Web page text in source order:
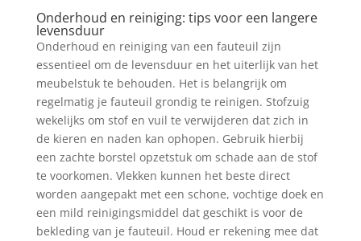
Onderhoud en reiniging: tips voor een langere
levensduur
Onderhoud en reiniging van een fauteuil zijn
essentieel om de levensduur en het uiterlijk van het
meubelstuk te behouden. Het is belangrijk om
regelmatig je fauteuil grondig te reinigen. Stofzuig
wekelijks om stof en vuil te verwijderen dat zich in
de kieren en naden kan ophopen. Gebruik hierbij
een zachte borstel opzetstuk om schade aan de stof
te voorkomen. Vlekken kunnen het beste direct
worden aangepakt met een schone, vochtige doek en
een mild reinigingsmiddel dat geschikt is voor de
bekleding van je fauteuil. Houd er rekening mee dat